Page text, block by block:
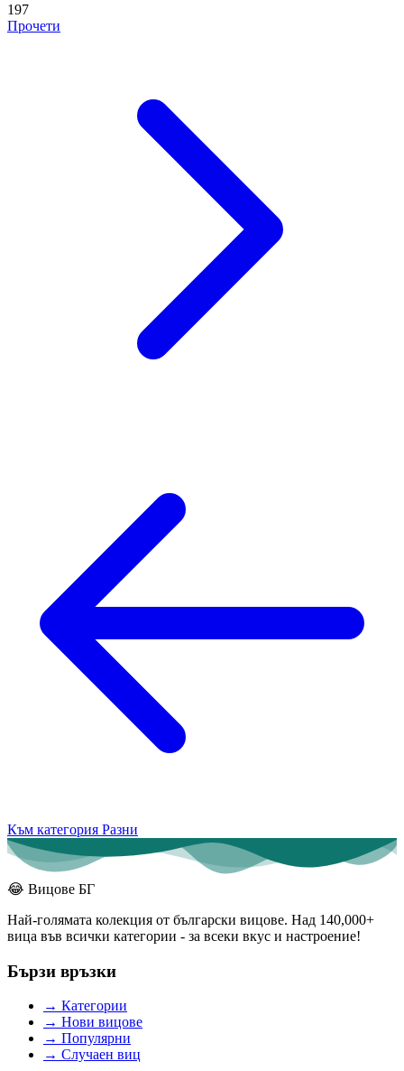
197
Прочети
Към категория Разни
😂 Вицове БГ
Най-голямата колекция от български вицове. Над 140,000+
вица във всички категории - за всеки вкус и настроение!
Бързи връзки
→ Категории
→ Нови вицове
→ Популярни
→ Случаен виц